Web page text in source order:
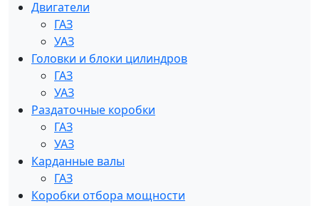
Двигатели
ГАЗ
УАЗ
Головки и блоки цилиндров
ГАЗ
УАЗ
Раздаточные коробки
ГАЗ
УАЗ
Карданные валы
ГАЗ
Коробки отбора мощности